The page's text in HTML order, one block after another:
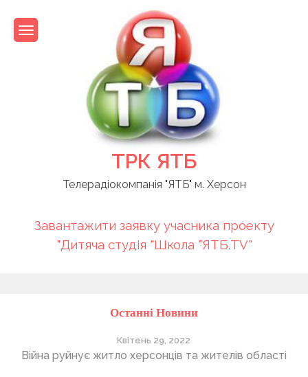
content
ТРК ЯТБ
Телерадіокомпанія "ЯТБ" м. Херсон
Завантажити заявку учасника проекту
"Дитяча студія "Школа "ЯТБ.TV"
Останні Новини
Квітень 29, 2022
Війна руйнує житло херсонців та жителів області